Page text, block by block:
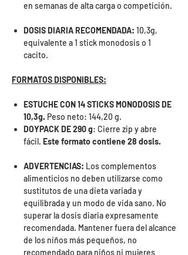
en semanas de alta carga o competición.
DOSIS DIARIA RECOMENDADA: 10,3g,
equivalente a 1 stick monodosis o 1
cacito.
FORMATOS DISPONIBLES:
ESTUCHE CON 14 STICKS MONODOSIS DE
10,3g. Peso neto: 144,20 g.
DOYPACK DE 290 g: Cierre zip y abre
fácil. Este formato contiene 28 dosis.
ADVERTENCIAS: Los complementos
alimenticios no deben utilizarse como
sustitutos de una dieta variada y
equilibrada y un modo de vida sano. No
superar la dosis diaria expresamente
recomendada. Mantener fuera del alcance
de los niños más pequeños, no
recomendado para niños ni mujeres